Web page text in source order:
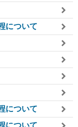
について
について
について